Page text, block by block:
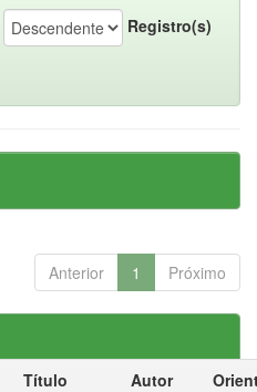
Registro(s)
Anterior 1 Próximo
Título Autor